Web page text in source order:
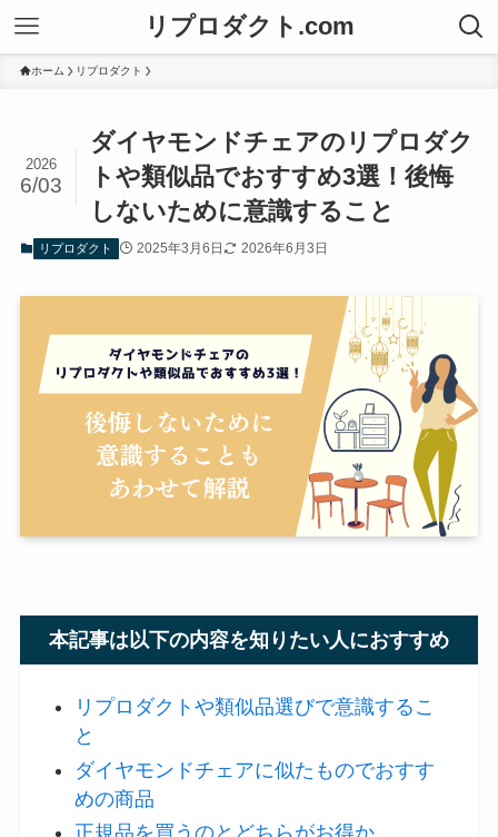
リプロダクト.com
ホーム リプロダクト
ダイヤモンドチェアのリプロダク
トや類似品でおすすめ3選！後悔
しないために意識すること
2026
6/03
リプロダクト 2025年3月6日 2026年6月3日
本記事は以下の内容を知りたい人におすすめ
リプロダクトや類似品選びで意識するこ
と
ダイヤモンドチェアに似たものでおすす
めの商品